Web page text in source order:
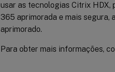
usar as tecnologias Citrix HDX,
365 aprimorada e mais segura,
aprimorado.
Para obter mais informações,